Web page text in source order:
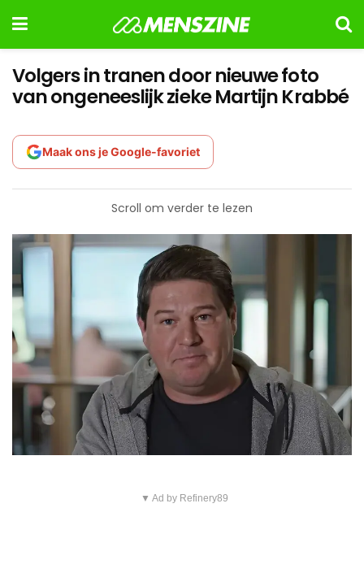
Volgers in tranen door nieuwe foto
van ongeneeslijk zieke Martijn Krabbé
Maak ons je Google-favoriet
Scroll om verder te lezen
▼ Ad by Refinery89